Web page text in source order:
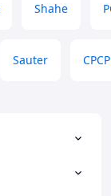
Shahe
Sauter СРСР